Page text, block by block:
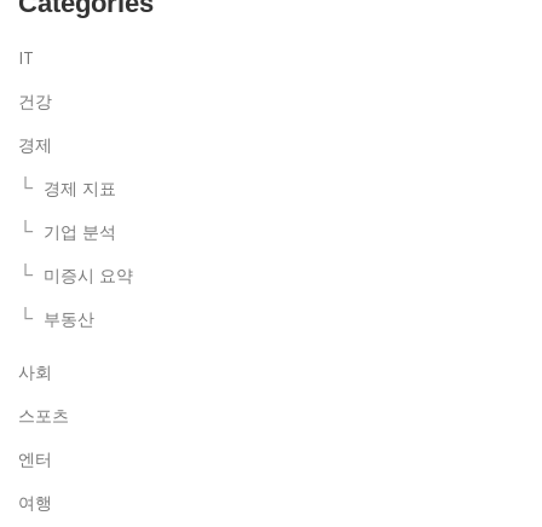
IT
건강
경제
경제 지표
기업 분석
미증시 요약
부동산
사회
스포츠
엔터
여행